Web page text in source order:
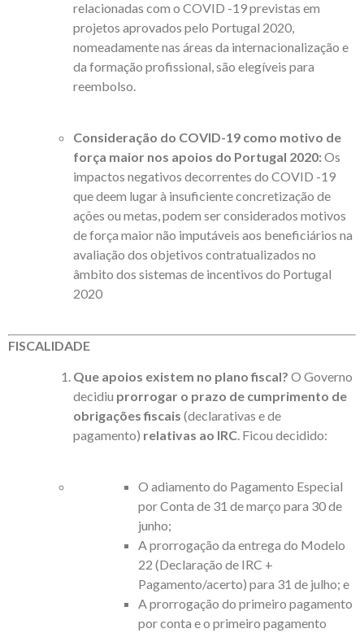
relacionadas com o COVID -19 previstas em
projetos aprovados pelo Portugal 2020,
nomeadamente nas áreas da internacionalização e
da formação profissional, são elegíveis para
reembolso.
Consideração do COVID-19 como motivo de
força maior nos apoios do Portugal 2020:Os
impactos negativos decorrentes do COVID -19
que deem lugar à insuficiente concretização de
ações ou metas, podem ser considerados motivos
de força maior não imputáveis aos beneficiários na
avaliação dos objetivos contratualizados no
âmbito dos sistemas de incentivos do Portugal
2020
FISCALIDADE
Que apoios existem no plano fiscal? O Governo
decidiu prorrogar o prazo de cumprimento de
obrigações fiscais (declarativas e de
pagamento) relativas ao IRC. Ficou decidido:
O adiamento do Pagamento Especial
por Conta de 31 de março para 30 de
junho;
A prorrogação da entrega do Modelo
22 (Declaração de IRC +
Pagamento/acerto) para 31 de julho; e
A prorrogação do primeiro pagamento
por conta e o primeiro pagamento